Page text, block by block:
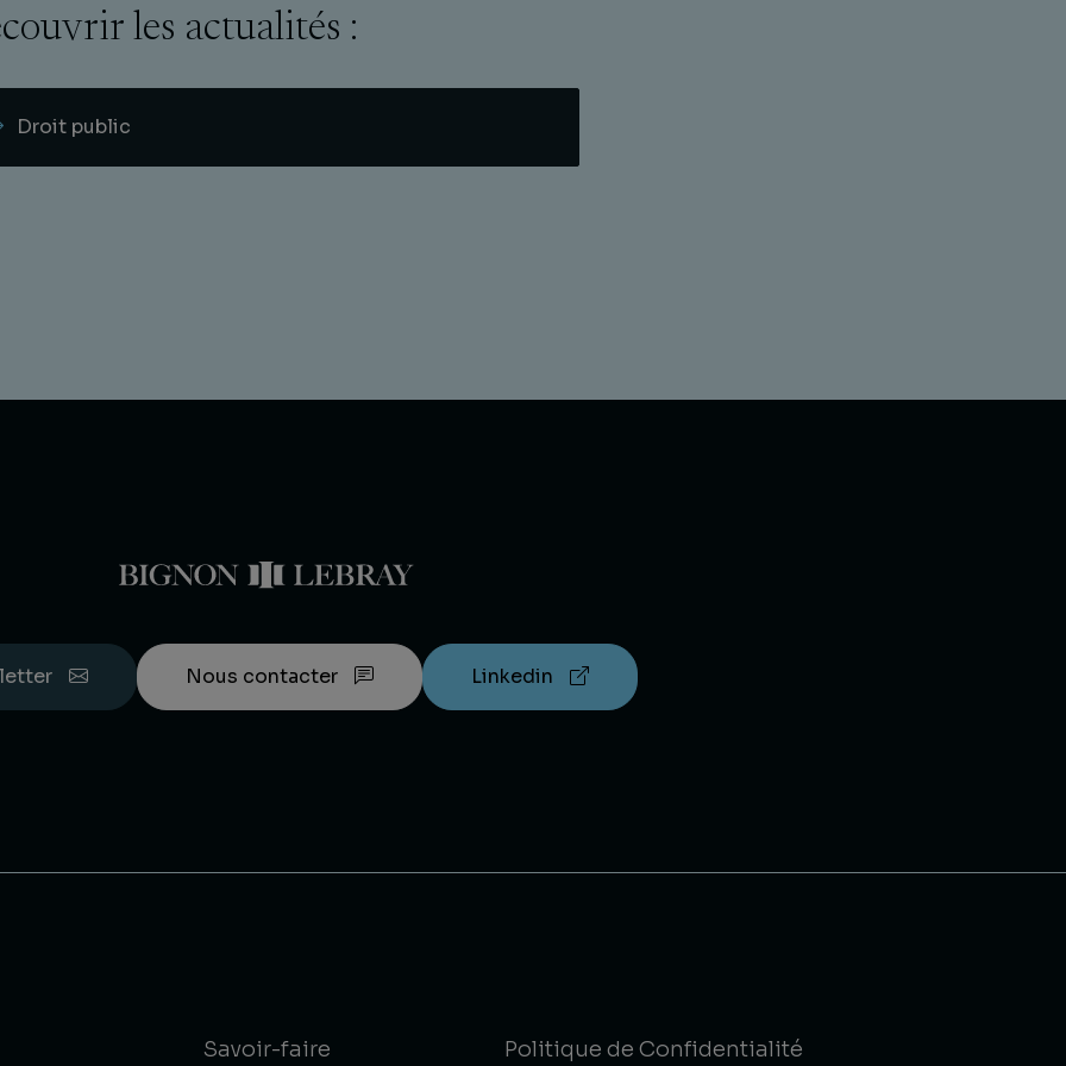
les actualités :
Droit public
Nous contacter Linkedin
Savoir-faire Politique de Confidentialité